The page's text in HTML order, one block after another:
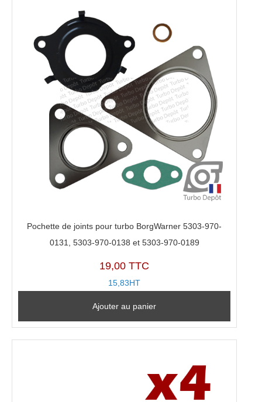
Pochette de joints pour turbo BorgWarner 5303-970-
0131, 5303-970-0138 et 5303-970-0189
19,00 TTC
15,83HT
Ajouter au panier